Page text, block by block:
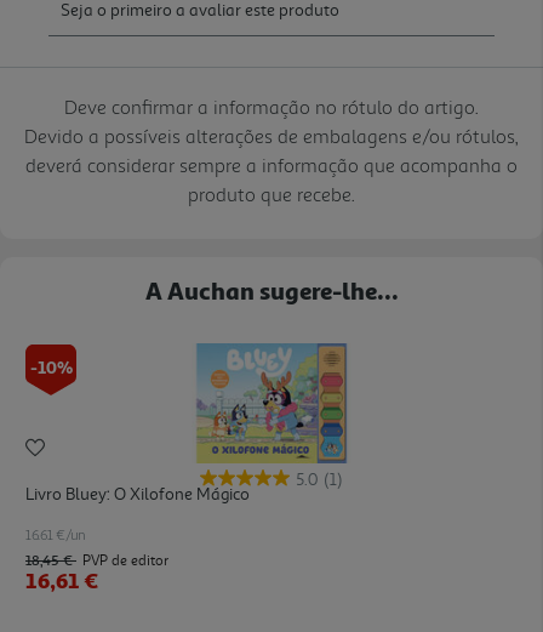
Deve confirmar a informação no rótulo do artigo.
Devido a possíveis alterações de embalagens e/ou rótulos,
deverá considerar sempre a informação que acompanha o
produto que recebe.
A Auchan sugere-lhe...
-10%
5.0 (1)
Livro Bluey: O Xilofone Mágico
16.61 €/un
18,45 € PVP de editor
16,61 €